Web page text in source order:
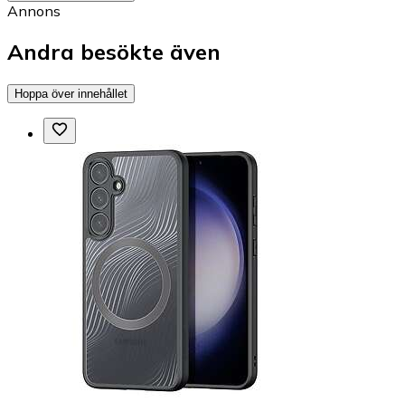
Annons
Andra besökte även
Hoppa över innehållet